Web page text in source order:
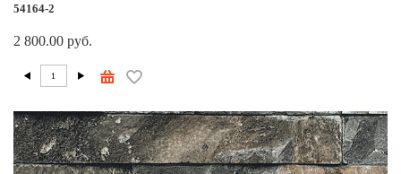
54164-2
2 800.00 руб.